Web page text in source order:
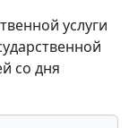
услуги
со дня